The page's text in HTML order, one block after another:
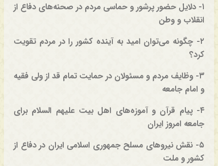
۱- دلایل حضور پرشور و حماسی مردم در صحنه‌های دفاع از
انقلاب و وطن
۲- چگونه می‌توان امید به آینده کشور را در مردم تقویت
کرد؟
۳- وظایف مردم و مسئولان در حمایت تمام قد از ولی فقیه
و امام جامعه
۴- پیام قرآن و آموزه‌های اهل بیت علیهم السلام برای
جامعه امروز ایران
۵- نقش نیروهای مسلح جمهوری اسلامی ایران در دفاع از
کشور و ملت